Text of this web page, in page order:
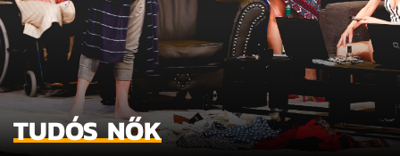
TUDÓS NŐK